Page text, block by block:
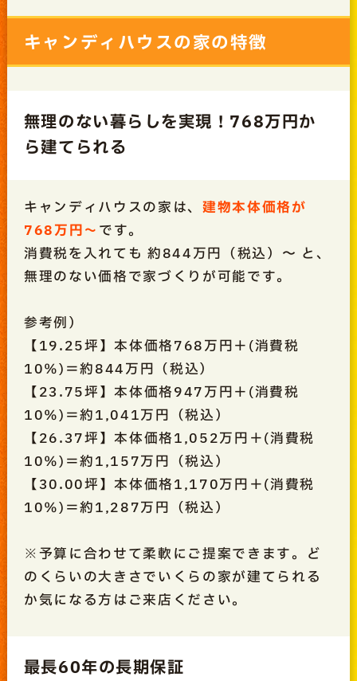
キャンディハウスの家の特徴
無理のない暮らしを実現！768万円か
ら建てられる
キャンディハウスの家は、 建物本体価格が
768万円～ です。
消費税を入れても 約844万円（税込）〜 と、
無理のない価格で家づくりが可能です。
参考例）
【19.25坪】本体価格768万円＋(消費税
10％)＝約844万円（税込）
【23.75坪】本体価格947万円＋(消費税
10％)＝約1,041万円（税込）
【26.37坪】本体価格1,052万円＋(消費税
10％)＝約1,157万円（税込）
【30.00坪】本体価格1,170万円＋(消費税
10％)＝約1,287万円（税込）
※予算に合わせて柔軟にご提案できます。ど
のくらいの大きさでいくらの家が建てられる
か気になる方はご来店ください。
最長60年の長期保証